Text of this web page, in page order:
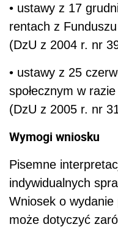
• ustawy z 17
rentach z
(DzU z 2004 r. nr
• ustawy z 25
społecznym w
(DzU z 2005 r. nr
Wymogi wniosku
Pisemne
indywidualnych
Wniosek o
może dotyczyć